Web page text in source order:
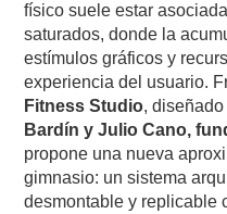
físico suele estar
saturados, donde la
estímulos gráficos y
experiencia del usuario.
Fitness Studio,
Bardín y Julio Cano,
propone una nueva
gimnasio: un sistema
desmontable y replicable